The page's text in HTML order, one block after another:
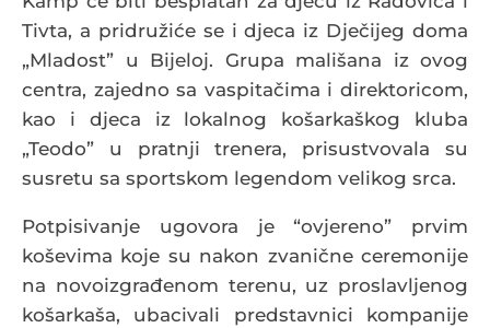
Tivta, a pridružiće se i djeca iz Dječijeg doma
„Mladost” u Bijeloj. Grupa mališana iz ovog
centra, zajedno sa vaspitačima i direktoricom,
kao i djeca iz lokalnog košarkaškog kluba
„Teodo” u pratnji trenera, prisustvovala su
susretu sa sportskom legendom velikog srca.
Potpisivanje ugovora je “ovjereno” prvim
koševima koje su nakon zvanične ceremonije
na novoizgrađenom terenu, uz proslavljenog
košarkaša, ubacivali predstavnici kompanije